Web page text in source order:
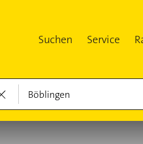
Suchen Service